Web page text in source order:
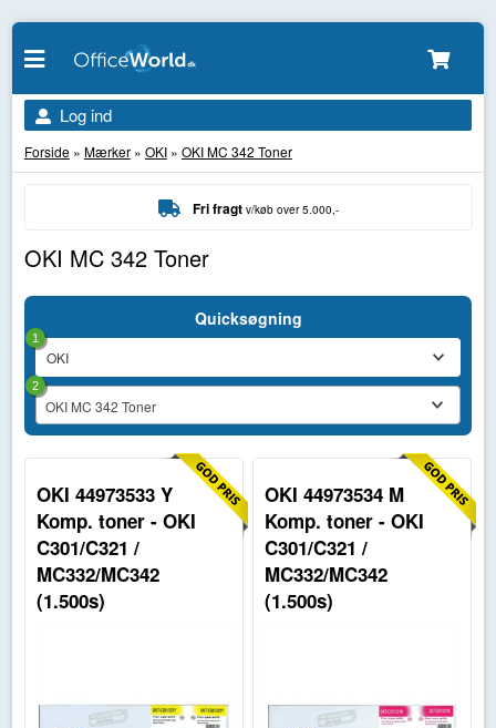
Log ind
Forside» Mærker» OKI» OKI MC 342 Toner
Fri fragt v/køb over 5.000,-
OKI MC 342 Toner
Quicksøgning
1
OKI MC 342 Toner
2
OKI 44973533 Y
Komp. toner - OKI
C301/C321 /
MC332/MC342
(1.500s)
OKI 44973534 M
Komp. toner - OKI
C301/C321 /
MC332/MC342
(1.500s)